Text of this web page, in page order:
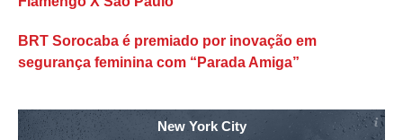
BRT Sorocaba é premiado por inovação em
segurança feminina com “Parada Amiga”
New York City